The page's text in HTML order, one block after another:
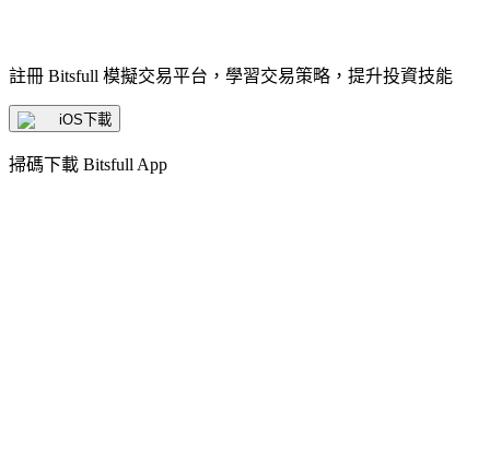
註冊 Bitsfull 模擬交易平台，學習交易策略，提升投資技能
iOS下載
掃碼下載 Bitsfull App